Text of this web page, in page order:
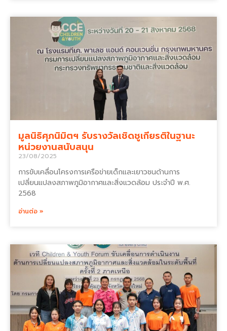
มูลนิธิศุภนิมิตฯ รับรางวัลเชิดชูเกียรติในฐานะ
หน่วยงานสนับสนุน
23/08/2025
การขับเคลื่อนโครงการเครือข่ายเด็กและเยาวชนด้านการ
เปลี่ยนแปลงสภาพภูมิอากาศและสิ่งแวดล้อม ประจำปี พ.ศ.
2568
อ่านต่อ »